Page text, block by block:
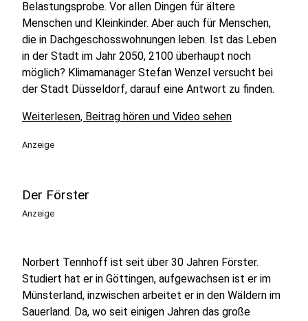
Belastungsprobe. Vor allen Dingen für ältere
Menschen und Kleinkinder. Aber auch für Menschen,
die in Dachgeschosswohnungen leben. Ist das Leben
in der Stadt im Jahr 2050, 2100 überhaupt noch
möglich? Klimamanager Stefan Wenzel versucht bei
der Stadt Düsseldorf, darauf eine Antwort zu finden.
Weiterlesen, Beitrag hören und Video sehen
Anzeige
Der Förster
Anzeige
Norbert Tennhoff ist seit über 30 Jahren Förster.
Studiert hat er in Göttingen, aufgewachsen ist er im
Münsterland, inzwischen arbeitet er in den Wäldern im
Sauerland. Da, wo seit einigen Jahren das große